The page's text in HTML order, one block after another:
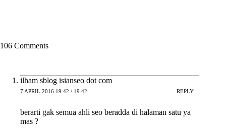
106 Comments
ilham sblog isianseo dot com
7 APRIL 2016 19:42 / 19:42 REPLY
berarti gak semua ahli seo beradda di halaman satu ya
mas ?